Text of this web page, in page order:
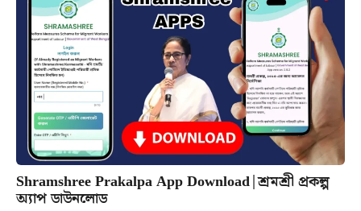
Shramshree Prakalpa App Download|শ্রমশ্রী প্রকল্প
অ্যাপ ডাউনলোড